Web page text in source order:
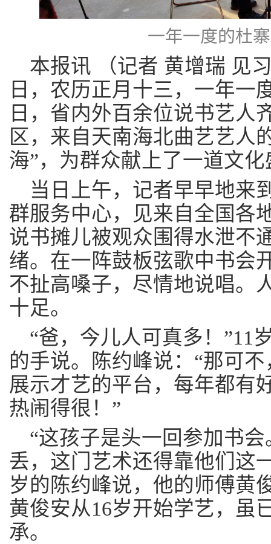
一年一度的杜寨
本报讯 （记者 黄增瑞 见
日，农历正月十三，一年一
日，省内外百余位说书艺人
区，来自天南海北曲艺艺人
海”，为群众献上了一道文化
当日上午，记者早早地来
群服务中心，见来自全国各
说书摊儿被观众围得水泄不
绪。在一阵鼓板弦歌中书会
不扯高嗓子，尽情地说唱。
十足。
“爸，今儿人可真多！”11
的手说。陈约峰说：“那可
展示才艺的平台，每年都有
热闹得很！”
“这孩子是头一回参加书
丢，这门艺术还得靠他们这
岁的陈约峰说，他的师傅黄
黄俊安从16岁开始学艺，虽
承。